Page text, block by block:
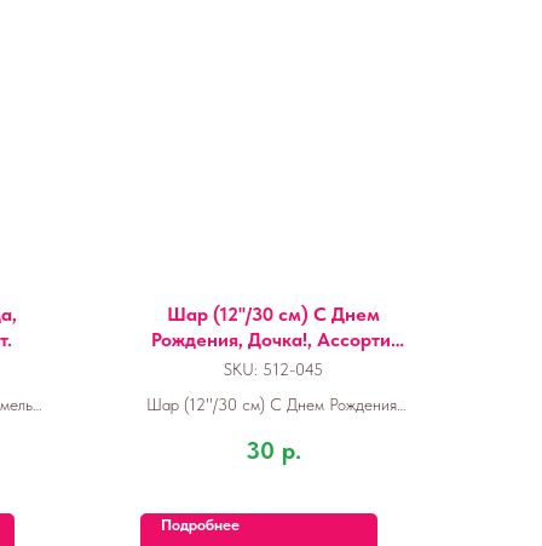
Шар (12''/30 см) С Днем
Рождения, Дочка!, Ассорти,
пастель, 1 ст, 1 шт.
SKU: 512-045
Шар (12''/30 см) С Днем Рождения,
30 р.
Подробнее